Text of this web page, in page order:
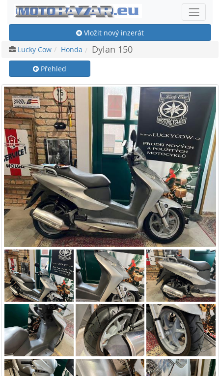
Vložit nový inzerát
Lucky Cow
Honda Dylan 150
Přehled